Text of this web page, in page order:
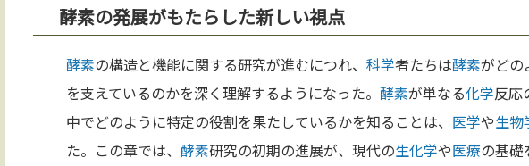
酵素の発展がもたらした新しい視点
酵素の構造と機能に関する研究が進むにつれ、 科学者たちは酵素がどの
を支えているのかを深く理解するようになった。 酵素が単なる化学反応
中でどのように特定の役割を果たしているかを知ることは、 医学や生物
た。この章では、 酵素研究の初期の進展が、現代の生化学や医療の基礎